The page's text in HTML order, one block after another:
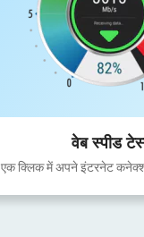
वेब स्पीड
एक क्लिक में अपने इंटरनेट